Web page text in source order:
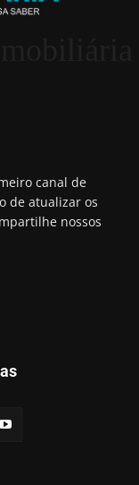
canal de
de atualizar os
nossos